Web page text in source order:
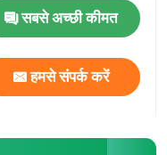
सबसे अच्छी कीमत
हमसे संपर्क करें